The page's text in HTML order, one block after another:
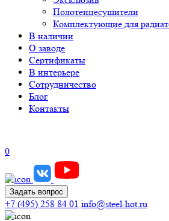
Полотенцесушители
Комплектующие для
В наличии
О заводе
Сертификаты
В интерьере
Сотрудничество
Блог
Контакты
0
Задать вопрос
+7 (495) 258 84 01 info@steel-hot.ru